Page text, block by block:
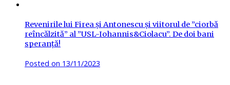
Revenirile lui Firea și Antonescu și viitorul de ”ciorbă
reîncălzită” al ”USL-Iohannis&Ciolacu”. De doi bani
speranță!
Posted on 13/11/2023